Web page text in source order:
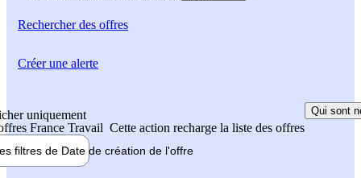
Rechercherdes offres
uniquement
France Travail Cette action recharge la liste des offres
Qui sont
filtres de Date de création de l'offre
Créer une alerte